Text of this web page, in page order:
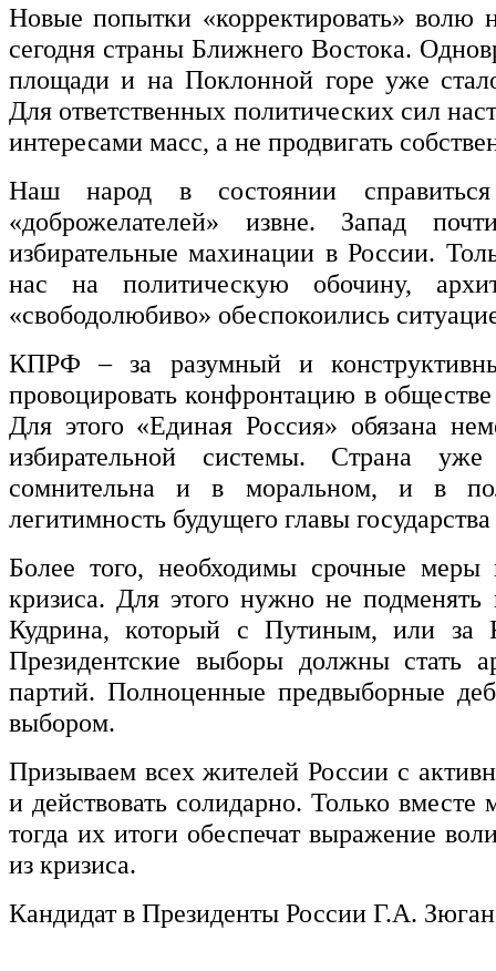
Новые попытки «корректировать» волю
сегодня страны Ближнего Востока.
площади и на Поклонной горе уже
Для ответственных политических сил
интересами масс, а не продвигать
Наш народ в состоянии
«доброжелателей» извне. Запад
избирательные махинации в России.
нас на политическую обочину,
«свободолюбиво» обеспокоились
КПРФ – за разумный и
провоцировать конфронтацию в
Для этого «Единая Россия» обязана
избирательной системы. Страна уже
сомнительна и в моральном, и в
легитимность будущего главы
Более того, необходимы срочные меры
кризиса. Для этого нужно не
Кудрина, который с Путиным, или за
Президентские выборы должны стать
партий. Полноценные предвыборные
выбором.
Призываем всех жителей России с
и действовать солидарно. Только
тогда их итоги обеспечат выражение
из кризиса.
Кандидат в Президенты России Г.А.